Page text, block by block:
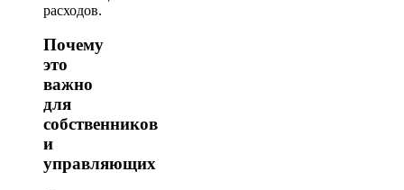
расходов.
Почему
это
важно
для
собственников
и
управляющих